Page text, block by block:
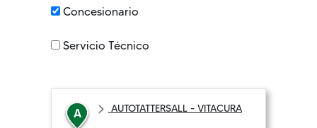
Concesionario
Servicio Técnico
A AUTOTATTERSALL - VITACURA